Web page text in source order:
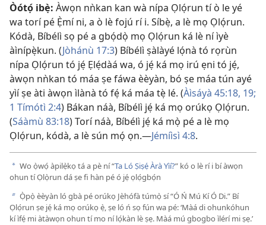
Òótọ́ ibẹ̀: Àwọn nǹkan kan wà nípa Ọlọ́run tí ò le yé
wa torí pé Ẹ̀mí ni, a ò lè fojú rí i. Síbẹ̀, a lè mọ Ọlọ́run.
Kódà, Bíbélì sọ pé a gbọ́dọ̀ mọ Ọlọ́run ká lè ní ìyè
àìnípẹ̀kun. (Jòhánù 17:3) Bíbélì ṣàlàyé lọ́nà tó rọrùn
nípa Ọlọ́run tó jẹ́ Ẹlẹ́dàá wa, ó jẹ́ ká mọ irú ẹni tó jẹ́,
àwọn nǹkan tó máa ṣe fáwa èèyàn, bó ṣe máa tún ayé
yìí ṣe àti àwọn ìlànà tó fẹ́ ká máa tẹ̀ lé. (Àìsáyà 45:18, 19;
1 Tímótì 2:4) Bákan náà, Bíbélì jẹ́ ká mọ orúkọ Ọlọ́run.
(Sáàmù 83:18) Torí náà, Bíbélì jẹ́ ká mọ̀ pé a lè mọ
Ọlọ́run, kódà, a lè sún mọ́ ọn.​—Jémíìsì 4:8.
a Wo ọ̀wọ́ àpilẹ̀kọ tá a pè ní “Ta Ló Ṣiṣẹ́ Àrà Yìí?” kó o lè rí i bí àwọn
ohun tí Ọlọ̀run dá ṣe fi hàn pé ó jẹ́ ọlọ́gbọ́n
b Ọ̀pọ̀ èèyàn ló gbà pé orúkọ Jèhófà túmọ̀ sí “Ó Ń Mú Kí Ó Di.” Bí
Ọlọ́run ṣe jẹ́ ká mọ orúkọ ẹ̀, ṣe ló ń sọ fún wa pé: ‘Màá di ohunkóhun
kí ìfẹ́ mi àtàwọn ohun tí mo ní lọ́kàn lè ṣẹ. Màá mú gbogbo ìlérí mi ṣẹ.’